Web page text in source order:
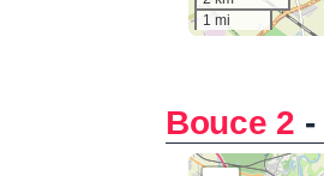
Bouce 2 -